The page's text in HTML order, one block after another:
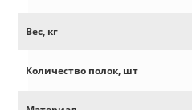
Вес, кг
Количество полок, шт